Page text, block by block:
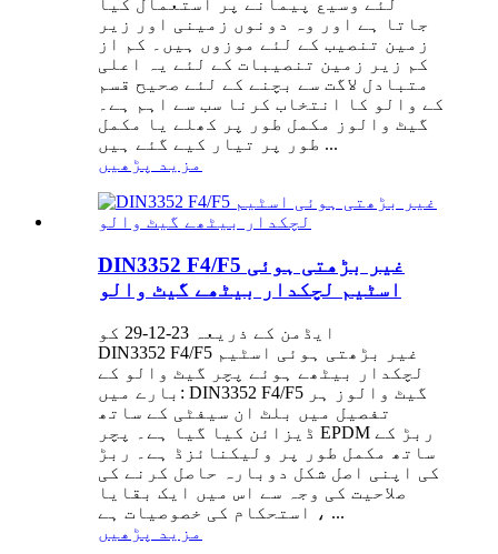
لئے وسیع پیمانے پر استعمال کیا
جاتا ہے اور وہ دونوں زمینی اور زیر
زمین تنصیب کے لئے موزوں ہیں۔ کم از
کم زیر زمین تنصیبات کے لئے یہ اعلی
متبادل لاگت سے بچنے کے لئے صحیح قسم
کے والو کا انتخاب کرنا سب سے اہم ہے۔
گیٹ والوز مکمل طور پر کھلے یا مکمل
طور پر تیار کیے گئے ہیں ...
مزید پڑھیں
DIN3352 F4/F5 غیر بڑھتی ہوئی
اسٹیم لچکدار بیٹھے گیٹ والو
ایڈمن کے ذریعہ 23-12-29 کو
DIN3352 F4/F5 غیر بڑھتی ہوئی اسٹیم
لچکدار بیٹھے ہوئے پچر گیٹ والو کے
بارے میں: DIN3352 F4/F5 گیٹ والوز ہر
تفصیل میں بلٹ ان سیفٹی کے ساتھ
ڈیزائن کیا گیا ہے۔ پچر EPDM ربڑ کے
ساتھ مکمل طور پر ولیکنائزڈ ہے۔ ربڑ
کی اپنی اصل شکل دوبارہ حاصل کرنے کی
صلاحیت کی وجہ سے اس میں ایک بقایا
استحکام کی خصوصیات ہے ، ...
مزید پڑھیں